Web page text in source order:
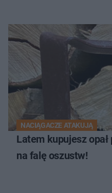
NACIĄGACZE ATAKUJĄ
Latem kupujesz
na falę oszustw!